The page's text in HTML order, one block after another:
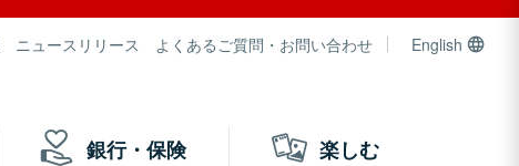
ニュースリリース よくあるご質問・お問い合わせ English
銀行・保険 楽しむ